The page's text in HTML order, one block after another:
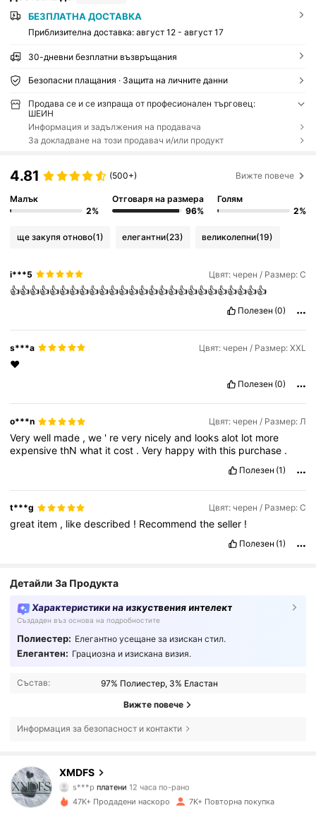
БЕЗПЛАТНА ДОСТАВКА
Приблизителна доставка: август 12 - август 17
30-дневни безплатни възвръщания
Безопасни плащания · Защита на личните данни
Продава се и се изпраща от професионален търговец:
ШЕИН
Информация и задължения на продавача
За докладване на този продавач и/или продукт
4.81 (500+) Вижте повече
Малък
2%
Отговаря на размера
96%
Голям
2%
ще закупя отново(1) елегантни(23) великолепни(19)
i***5 Цвят: черен / Размер: С
👍👍👍👍👍👍👍👍👍👍👍👍👍👍👍👍👍👍👍👍👍👍👍👍👍👍
Полезен (0)
s***a Цвят: черен / Размер: XXL
❤️
Полезен (0)
o***n Цвят: черен / Размер: Л
Verywell made ,we ' revery nicelyand looksalot lot more
expensivethNwhat itcost .Very happywiththis purchase .
Полезен (1)
t***g Цвят: черен / Размер: С
great item , likedescribed ! Recommendtheseller !
Полезен (1)
Детайли За Продукта
Характеристики на изкуствения интелект
Създаден въз основа на подробностите
Полиестер: Елегантно усещане за изискан стил.
Елегантен: Грациозна и изискана визия.
Състав: 97% Полиестер, 3% Еластан
Вижте повече
Информация за безопасност и контакти
XMDFS
s***pплатени
m***6последвано от 13 часа по-рано
47K+ Продадени наскоро 7K+ Повторна покупка